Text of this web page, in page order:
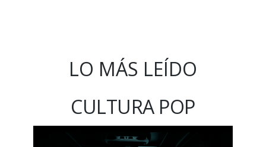
LO MÁS LEÍDO
CULTURA POP